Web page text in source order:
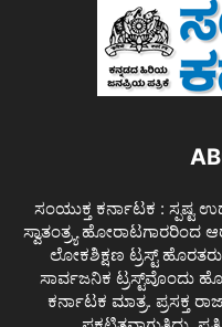
ಸಂಯುಕ್ತ ಕರ್ನಾಟಕ :
ಸ್ವಾತಂತ್ರ್ಯ ಹೋರಾಟಗಾರರಿಂದ
ಲೋಕಶಿಕ್ಷಣ ಟ್ರಸ್ಟ್
ಸಾರ್ವಜನಿಕ ಟ್ರಸ್ಟ್‌ವೊಂದು
ಕರ್ನಾಟಕ ಮಾತ್ರ. ಪ್ರಸಕ್ತ